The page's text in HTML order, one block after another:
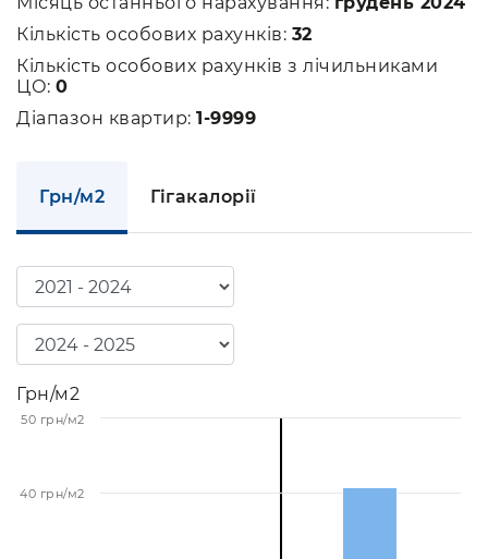
Кількість особових рахунків: 32
Кількість особових рахунків з лічильниками
ЦО: 0
Діапазон квартир: 1-9999
Грн/м2 Гігакалорії
Грн/м2
40 грн/м2
50 грн/м2